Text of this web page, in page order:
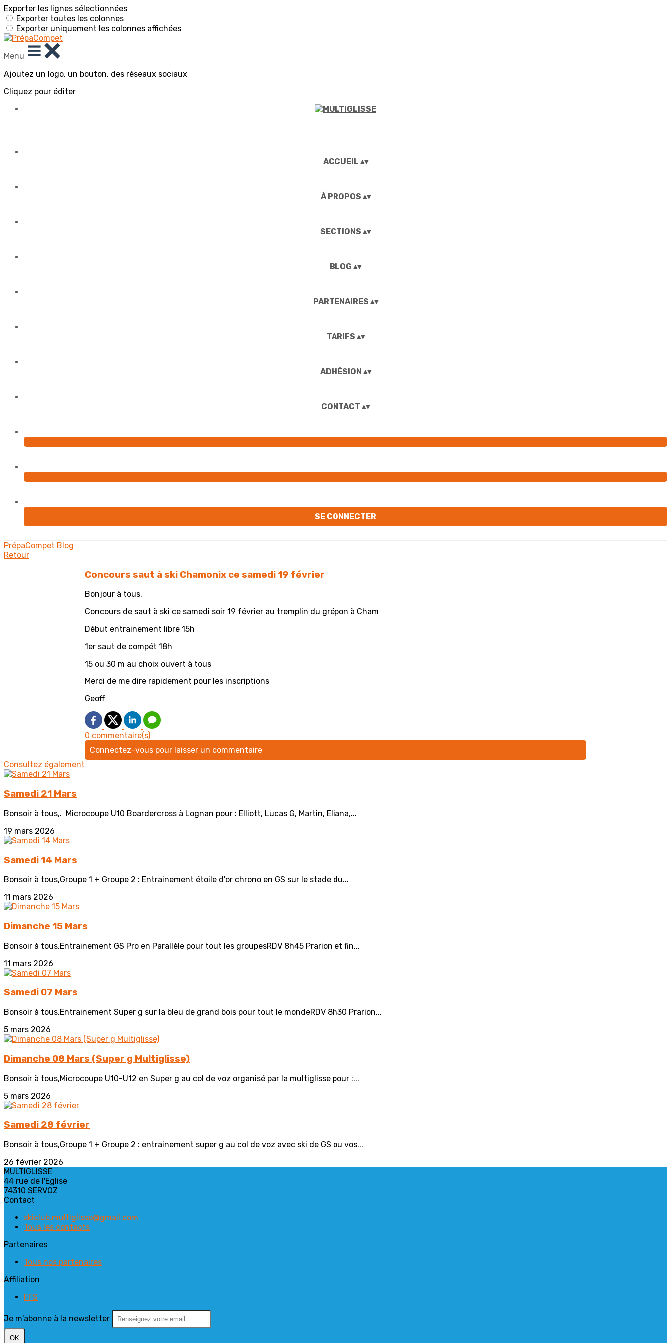
Exporter les lignes sélectionnées
Exporter toutes les colonnes
Exporter uniquement les colonnes affichées
Menu
Ajoutez un logo, un bouton, des réseaux sociaux
Cliquez pour éditer
ACCUEIL ▴▾
À PROPOS ▴▾
SECTIONS ▴▾
BLOG ▴▾
PARTENAIRES ▴▾
TARIFS ▴▾
ADHÉSION ▴▾
CONTACT ▴▾
SE CONNECTER
PrépaCompet Blog
Retour
Concours saut à ski Chamonix ce samedi 19 février
Bonjour à tous,
Concours de saut à ski ce samedi soir 19 février au tremplin du grépon à Cham
Début entrainement libre 15h
1er saut de compét 18h
15 ou 30 m au choix ouvert à tous
Merci de me dire rapidement pour les inscriptions
Geoff
0 commentaire(s)
Connectez-vous pour laisser un commentaire
Consultez également
Samedi 21 Mars
Bonsoir à tous,. Microcoupe U10 Boardercross à Lognan pour : Elliott, Lucas G, Martin, Eliana,...
19 mars 2026
Samedi 14 Mars
Bonsoir à tous,Groupe 1 + Groupe 2 : Entrainement étoile d'or chrono en GS sur le stade du...
11 mars 2026
Dimanche 15 Mars
Bonsoir à tous,Entrainement GS Pro en Parallèle pour tout les groupesRDV 8h45 Prarion et fin...
11 mars 2026
Samedi 07 Mars
Bonsoir à tous,Entrainement Super g sur la bleu de grand bois pour tout le mondeRDV 8h30 Prarion...
5 mars 2026
Dimanche 08 Mars (Super g Multiglisse)
Bonsoir à tous,Microcoupe U10-U12 en Super g au col de voz organisé par la multiglisse pour :...
5 mars 2026
Samedi 28 février
Bonsoir à tous,Groupe 1 + Groupe 2 : entrainement super g au col de voz avec ski de GS ou vos...
26 février 2026
MULTIGLISSE
44 rue de l'Eglise
74310 SERVOZ
Contact
skiclub.multiglisse@gmail.com
Tous les contacts
Partenaires
Tous nos partenaires
Affiliation
FFS
Je m'abonne à la newsletter
OK